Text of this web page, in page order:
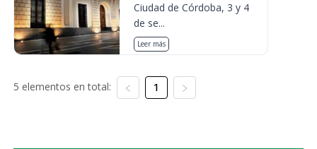
Ciudad de Córdoba, 3 y 4
de se...
Leer más
5 elementos en total: 1